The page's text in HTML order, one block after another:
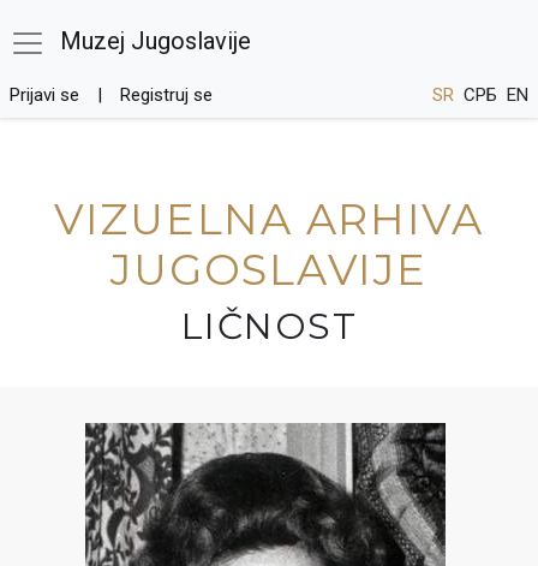
Muzej Jugoslavije
Prijavi se Registruj se SR СРБ EN
VIZUELNA ARHIVA
JUGOSLAVIJE
LIČNOST